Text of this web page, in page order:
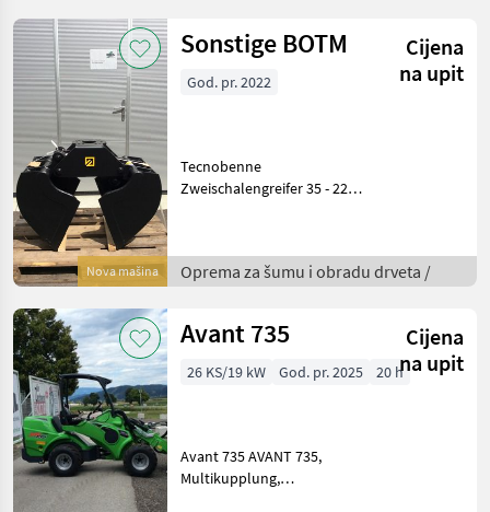
.... Građevinski st
Nova mašina
Sonstige BOTM
Cijena
na upit
God. pr. 2022
Tecnobenne
Zweischalengreifer 35 - 225
Oprema za šumu i obradu
drveta Šumarske dizalice
Oprema za šumu i obradu drveta /
Avant 735
Cijena
na upit
26 KS/19 kW God. pr. 2025 20 h
Avant 735 AVANT 735,
Multikupplung,